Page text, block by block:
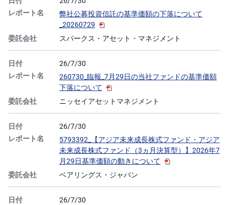
弊社公募投資信託の基準価額の下落について
_20260729
スパークス・アセット・マネジメント
26/7/30
260730_臨報_7月29日の当社ファンドの基準価額
下落について
ニッセイアセットマネジメント
26/7/30
5793392_【アジア未来成長株式ファンド・アジア
未来成長株式ファンド（3ヵ月決算型）】2026年7
月29日基準価額の動きについて
ベアリングス・ジャパン
26/7/30